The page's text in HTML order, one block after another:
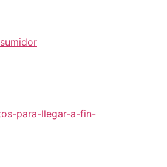
para-llegar-a-fin-